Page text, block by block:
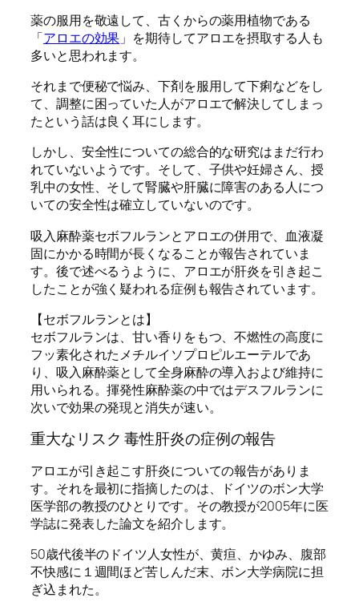
薬の服用を敬遠して、古くからの薬用植物である
「アロエの効果 」を期待してアロエを摂取する人も
多いと思われます。
それまで便秘で悩み、下剤を服用して下痢などをし
て、調整に困っていた人がアロエで解決してしまっ
たという話は良く耳にします。
しかし、安全性についての総合的な研究はまだ行わ
れていないようです。そして、子供や妊婦さん、授
乳中の女性、そして腎臓や肝臓に障害のある人につ
いての安全性は確立していないのです。
吸入麻酔薬セボフルランとアロエの併用で、血液凝
固にかかる時間が長くなることが報告されていま
す。後で述べるうように、アロエが肝炎を引き起こ
したことが強く疑われる症例も報告されています。
【セボフルランとは】
セボフルランは、甘い香りをもつ、不燃性の高度に
フッ素化されたメチルイソプロピルエーテルであ
り、吸入麻酔薬として全身麻酔の導入および維持に
用いられる。揮発性麻酔薬の中ではデスフルランに
次いで効果の発現と消失が速い。
重大なリスク 毒性肝炎の症例の報告
アロエが引き起こす肝炎についての報告がありま
す。それを最初に指摘したのは、ドイツのボン大学
医学部の教授のひとりです。その教授が2005年に医
学誌に発表した論文を紹介します。
50歳代後半のドイツ人女性が、黄疸、かゆみ、腹部
不快感に１週間ほど苦しんだ末、ボン大学病院に担
ぎ込まれた。